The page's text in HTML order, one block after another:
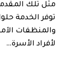
مثل تلك
توفر الخدمة
والمنظفات
لأفراد الأسرة…